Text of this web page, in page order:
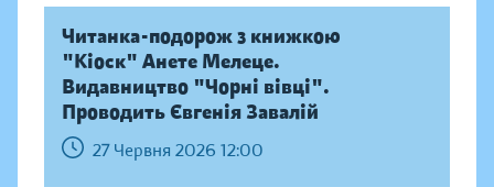
Читанка-подорож з книжкою
"Кіоск" Анете Мелеце.
Видавництво "Чорні вівці".
Проводить Євгенія Завалій
27 Червня 2026 12:00